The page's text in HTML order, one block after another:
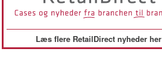
Læs flere RetailDirect nyheder her